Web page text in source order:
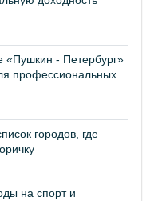
«Пушкин - Петербург»
профессиональных
городов, где
на спорт и